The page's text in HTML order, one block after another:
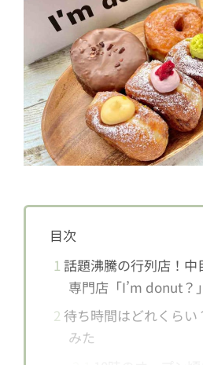
目次
1 話題沸騰の行列店！中
専門店「I’m donut？」
2 待ち時間はどれくらい
みた